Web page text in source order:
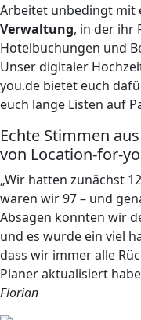
Arbeitet unbedingt mit
Verwaltung, in der ihr
Hotelbuchungen und
Unser digitaler
you.de bietet euch
euch lange Listen auf
Echte Stimmen
von Location-for-
„Wir hatten zunächst
waren wir 97 – und
Absagen konnten wir
und es wurde ein viel
dass wir immer alle
Planer aktualisiert
Florian